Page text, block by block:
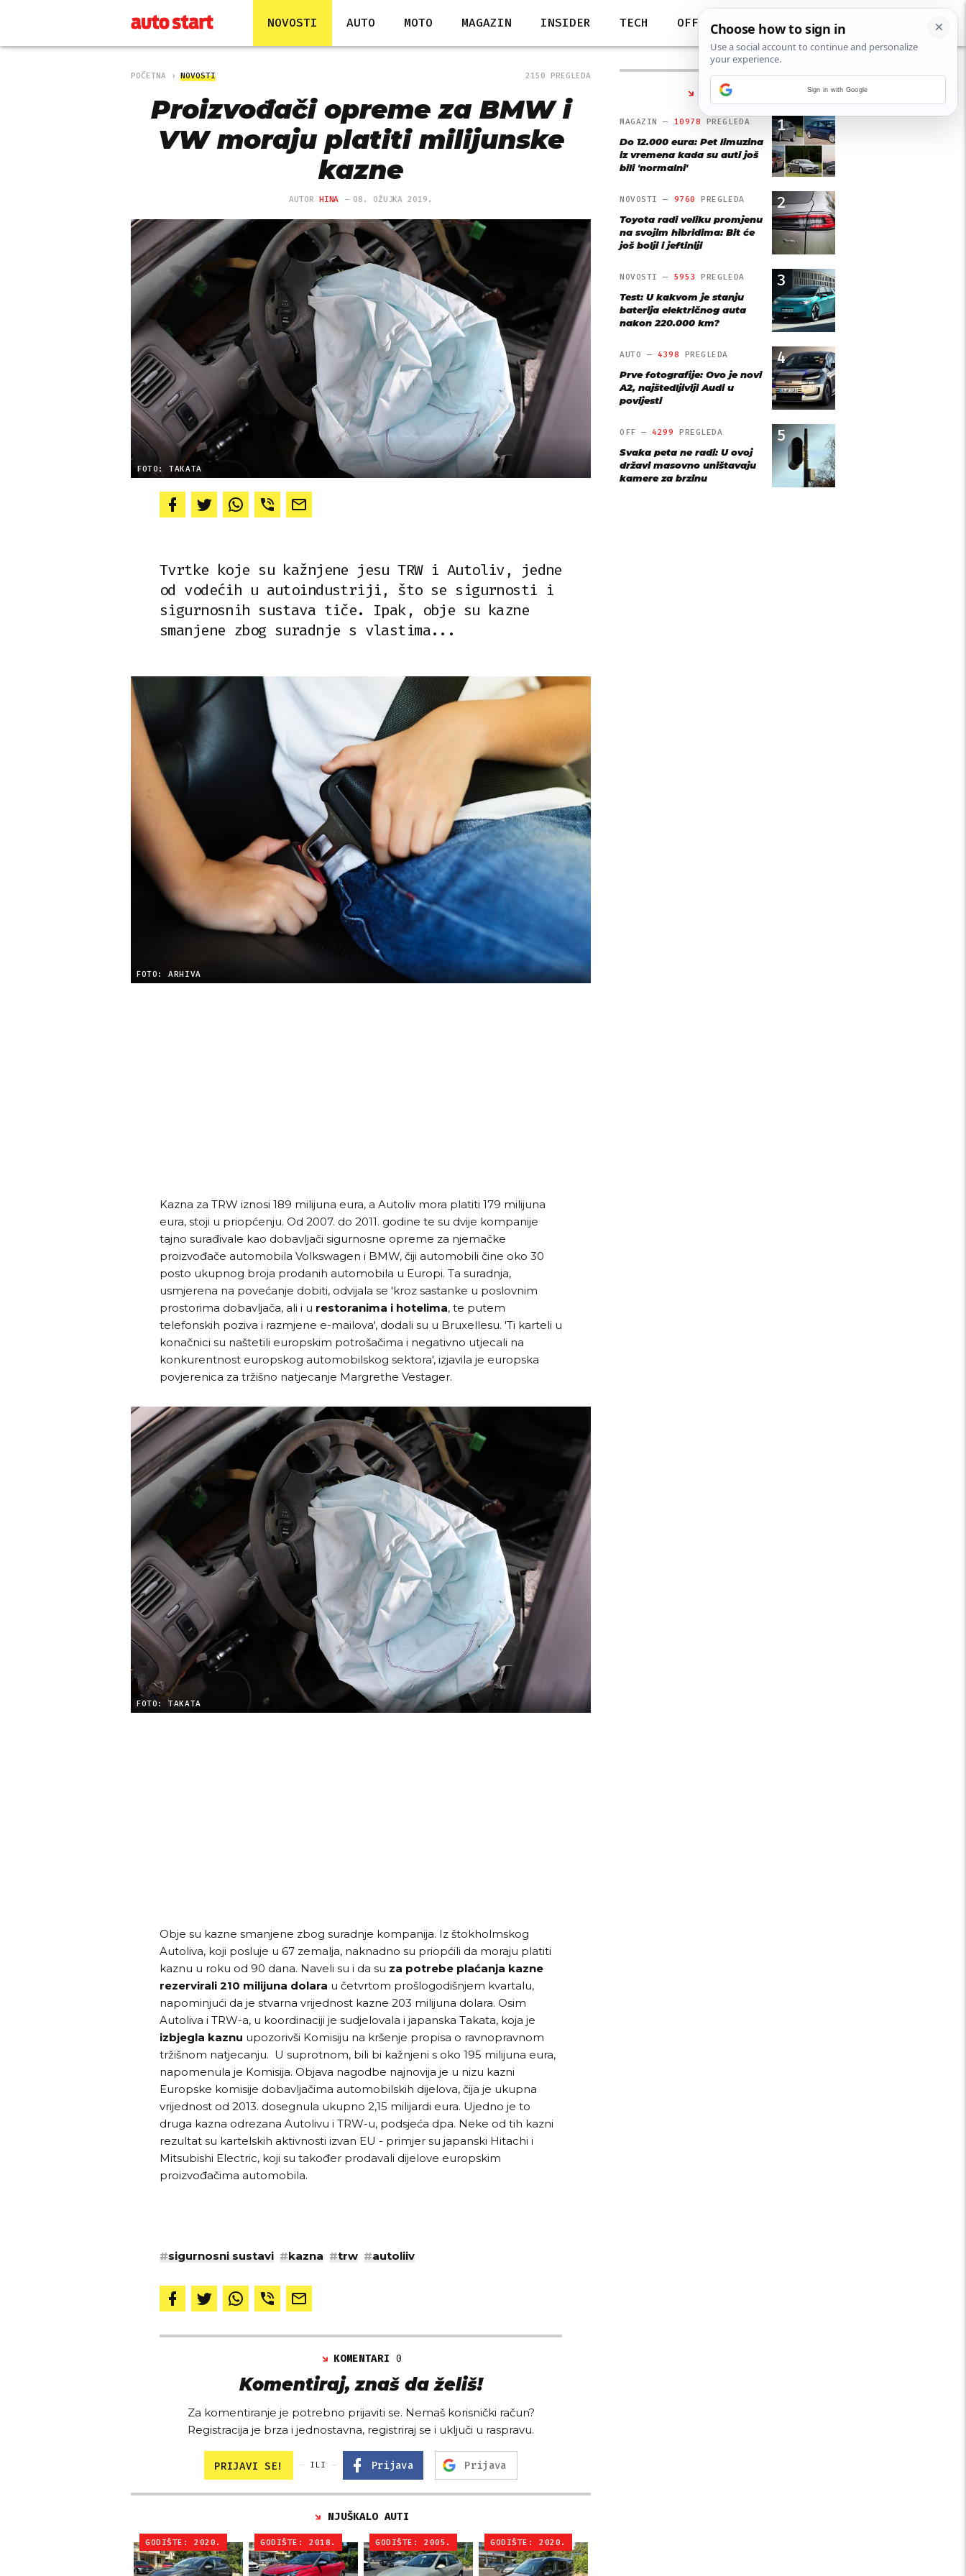
NOVOSTI AUTO MOTO MAGAZIN INSIDER TECH OFF
POČETNA NOVOSTI 2150 PREGLEDA
Proizvođači opreme za BMW i
VW moraju platiti milijunske
kazne
AUTOR HINA 08. OŽUJKA 2019.
FOTO: TAKATA
Tvrtke koje su kažnjene jesu TRW i Autoliv, jedne
od vodećih u autoindustriji, što se sigurnosti i
sigurnosnih sustava tiče. Ipak, obje su kazne
smanjene zbog suradnje s vlastima...
FOTO: ARHIVA
Kazna za TRW iznosi 189 milijuna eura, a Autoliv mora platiti 179 milijuna
eura, stoji u priopćenju. Od 2007. do 2011. godine te su dvije kompanije
tajno surađivale kao dobavljači sigurnosne opreme za njemačke
proizvođače automobila Volkswagen i BMW, čiji automobili čine oko 30
posto ukupnog broja prodanih automobila u Europi. Ta suradnja,
usmjerena na povećanje dobiti, odvijala se 'kroz sastanke u poslovnim
prostorima dobavljača, ali i u restoranima i hotelima, te putem
telefonskih poziva i razmjene e-mailova', dodali su u Bruxellesu. 'Ti karteli u
konačnici su naštetili europskim potrošačima i negativno utjecali na
konkurentnost europskog automobilskog sektora', izjavila je europska
povjerenica za tržišno natjecanje Margrethe Vestager.
FOTO: TAKATA
Obje su kazne smanjene zbog suradnje kompanija. Iz štokholmskog
Autoliva, koji posluje u 67 zemalja, naknadno su priopćili da moraju platiti
kaznu u roku od 90 dana. Naveli su i da su za potrebe plaćanja kazne
rezervirali 210 milijuna dolara u četvrtom prošlogodišnjem kvartalu,
napominjući da je stvarna vrijednost kazne 203 milijuna dolara. Osim
Autoliva i TRW-a, u koordinaciji je sudjelovala i japanska Takata, koja je
izbjegla kaznu upozorivši Komisiju na kršenje propisa o ravnopravnom
tržišnom natjecanju. U suprotnom, bili bi kažnjeni s oko 195 milijuna eura,
napomenula je Komisija. Objava nagodbe najnovija je u nizu kazni
Europske komisije dobavljačima automobilskih dijelova, čija je ukupna
vrijednost od 2013. dosegnula ukupno 2,15 milijardi eura. Ujedno je to
druga kazna odrezana Autolivu i TRW-u, podsjeća dpa. Neke od tih kazni
rezultat su kartelskih aktivnosti izvan EU - primjer su japanski Hitachi i
Mitsubishi Electric, koji su također prodavali dijelove europskim
proizvođačima automobila.
#sigurnosni sustavi #kazna #trw #autoliiv
KOMENTARI0
Komentiraj, znaš da želiš!
Za komentiranje je potrebno prijaviti se. Nemaš korisnički račun?
Registracija je brza i jednostavna, registriraj se i uključi u raspravu.
PRIJAVI SE! ILI Prijava Prijava
NJUŠKALO AUTI
GODIŠTE: 2020. GODIŠTE: 2020.
GODIŠTE: 2018. GODIŠTE: 2005.
NAJČITANIJE
1
MAGAZIN — 10978 PREGLEDA
Do 12.000 eura: Pet limuzina
iz vremena kada su auti još
bili 'normalni'
2
NOVOSTI — 9760 PREGLEDA
Toyota radi veliku promjenu
na svojim hibridima: Bit će
još bolji i jeftiniji
3
NOVOSTI — 5953 PREGLEDA
Test: U kakvom je stanju
baterija električnog auta
nakon 220.000 km?
4
AUTO — 4398 PREGLEDA
Prve fotografije: Ovo je novi
A2, najštedljiviji Audi u
povijesti
5
OFF —4299 PREGLEDA
Svaka peta ne radi: U ovoj
državi masovno uništavaju
kamere za brzinu
Sign in with Google